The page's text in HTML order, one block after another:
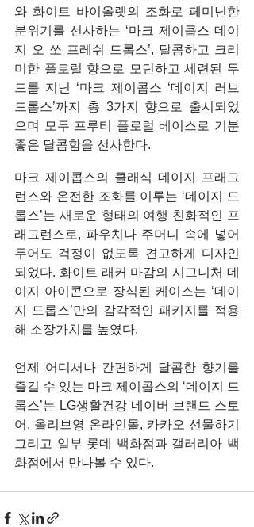
와 화이트 바이올렛의 조화로 페미닌한
분위기를 선사하는 ‘마크 제이콥스 데이
지 오 쏘 프레쉬 드롭스’, 달콤하고 크리
미한 플로럴 향으로 모던하고 세련된 무
드를 지닌 ‘마크 제이콥스 ‘데이지 러브
드롭스’까지 총 3가지 향으로 출시되었
으며 모두 프루티 플로럴 베이스로 기분
좋은 달콤함을 선사한다.
마크 제이콥스의 클래식 데이지 프래그
런스와 온전한 조화를 이루는 ‘데이지 드
롭스’는 새로운 형태의 여행 친화적인 프
래그런스로, 파우치나 주머니 속에 넣어
두어도 걱정이 없도록 견고하게 디자인
되었다. 화이트 래커 마감의 시그니처 데
이지 아이콘으로 장식된 케이스는 ‘데이
지 드롭스’만의 감각적인 패키지를 적용
해 소장가치를 높였다.
언제 어디서나 간편하게 달콤한 향기를
즐길 수 있는 마크 제이콥스의 ‘데이지 드
롭스’는 LG생활건강 네이버 브랜드 스토
어, 올리브영 온라인몰, 카카오 선물하기
그리고 일부 롯데 백화점과 갤러리아 백
화점에서 만나볼 수 있다.